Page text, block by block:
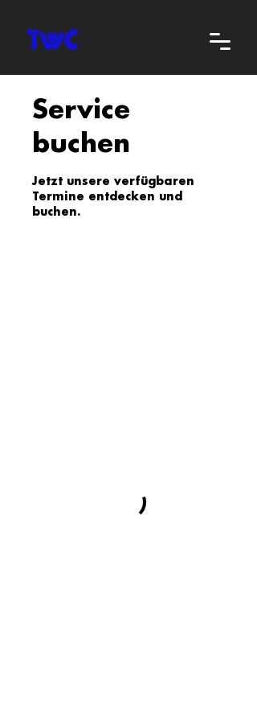
Service
buchen
Jetzt unsere verfügbaren
Termine entdecken und
buchen.